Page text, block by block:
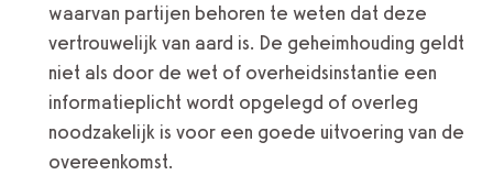
waarvan partijen behoren te weten dat deze
vertrouwelijk van aard is. De geheimhouding geldt
niet als door de wet of overheidsinstantie een
informatieplicht wordt opgelegd of overleg
noodzakelijk is voor een goede uitvoering van de
overeenkomst.